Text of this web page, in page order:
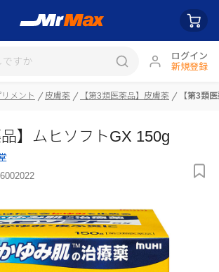
ログイン
新規登録
メント 皮膚薬 【第3類医薬品】皮膚薬 【第3類
品】ムヒソフトGX 150g